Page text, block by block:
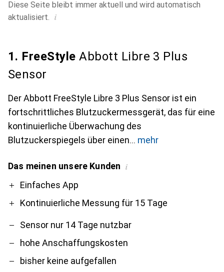
Diese Seite bleibt immer aktuell und wird automatisch
aktualisiert. i
1. FreeStyle Abbott Libre 3 Plus
Sensor
Der Abbott FreeStyle Libre 3 Plus Sensor ist ein
fortschrittliches Blutzuckermessgerät, das für eine
kontinuierliche Überwachung des
Blutzuckerspiegels über einen
mehr
Das meinen unsere Kunden i
ProEinfaches App
Kontinuierliche Messung für 15 Tage
Contra
Sensor nur 14 Tage nutzbar
hohe Anschaffungskosten
bisher keine aufgefallen